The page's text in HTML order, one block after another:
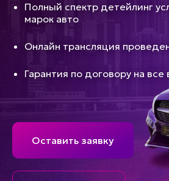
Полный спектр детейлинг
марок авто
Онлайн трансляция
Гарантия по договору на
Оставить заявку